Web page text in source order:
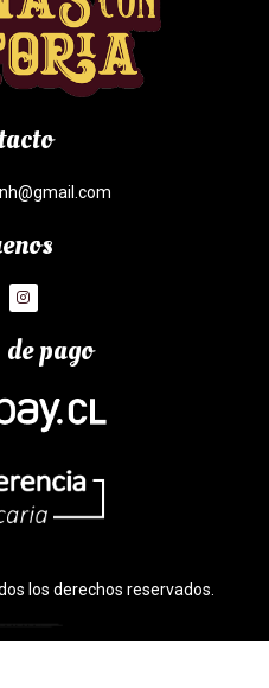
pago
los derechos reservados.